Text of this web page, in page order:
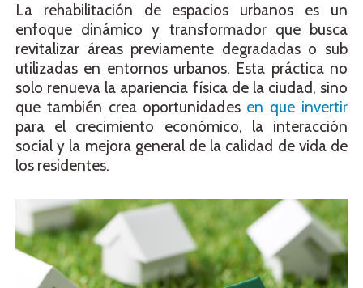
La rehabilitación de espacios urbanos es un
enfoque dinámico y transformador que busca
revitalizar áreas previamente degradadas o sub
utilizadas en entornos urbanos. Esta práctica no
solo renueva la apariencia física de la ciudad, sino
que también crea oportunidades en que invertir
para el crecimiento económico, la interacción
social y la mejora general de la calidad de vida de
los residentes.